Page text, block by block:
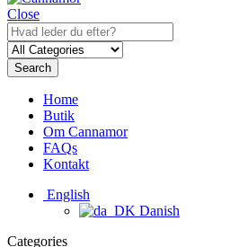
Close
Search
Home
Butik
Om Cannamor
FAQs
Kontakt
English
Danish
Categories